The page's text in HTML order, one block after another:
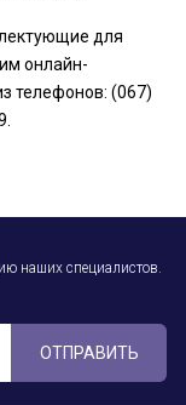
для
онлайн-
телефонов: (067)
наших специалистов.
ОТПРАВИТЬ